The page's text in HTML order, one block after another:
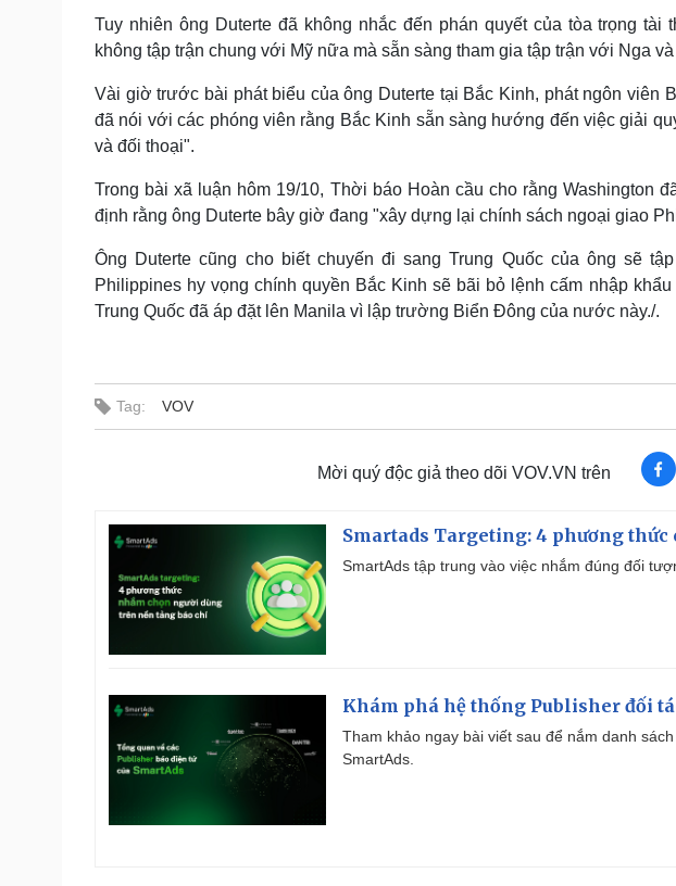
Tuy nhiên ông Duterte đã không nhắc đến phán quyết của tòa trọng
không tập trận chung với Mỹ nữa mà sẵn sàng tham gia tập trận với Nga
Vài giờ trước bài phát biểu của ông Duterte tại Bắc Kinh, phát ngôn viên
đã nói với các phóng viên rằng Bắc Kinh sẵn sàng hướng đến việc giải
và đối thoại".
Trong bài xã luận hôm 19/10, Thời báo Hoàn cầu cho rằng Washington
định rằng ông Duterte bây giờ đang "xây dựng lại chính sách ngoại giao
Ông Duterte cũng cho biết chuyến đi sang Trung Quốc của ông sẽ
Philippines hy vọng chính quyền Bắc Kinh sẽ bãi bỏ lệnh cấm nhập
Trung Quốc đã áp đặt lên Manila vì lập trường Biển Đông của nước này./.
Tag: VOV
Mời quý độc giả theo dõi VOV.VN trên
Smartads Targeting: 4 phương
SmartAds tập trung vào việc nhắm đúng đối
Khám phá hệ thống Publisher đối
Tham khảo ngay bài viết sau để nắm danh
SmartAds.